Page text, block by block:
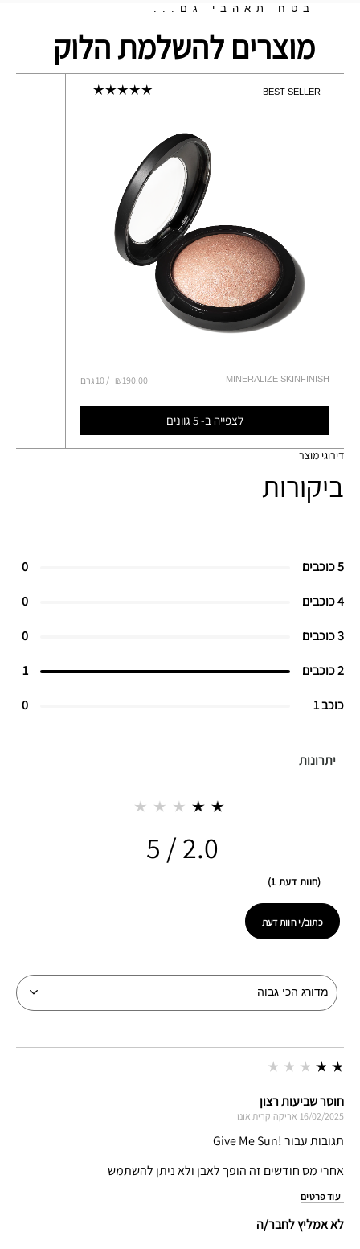
בטח תאהבי גם...
מוצרים להשלמת הלוק
BEST SELLER
MINERALIZE SKINFINISH
₪190.00 10 גרם
לצפייה ב- 5 גוונים
דירוגי מוצר
ביקורות
5 כוכבים 0
4 כוכבים 0
3 כוכבים 0
2 כוכבים 1
כוכב 1 0
יתרונות
2.0
חוות דעת 1
כתוב/י חוות דעת
חוסר שביעות רצון
16/02/2025 אריקה קרית אונו
תגובות עבור !Give Me Sun
אחרי מס חודשים זה הופך לאבן ולא ניתן להשתמש
עוד פרטים
לא אמליץ לחבר/ה